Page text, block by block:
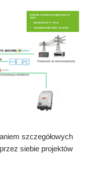
szczegółowych
siebie projektów